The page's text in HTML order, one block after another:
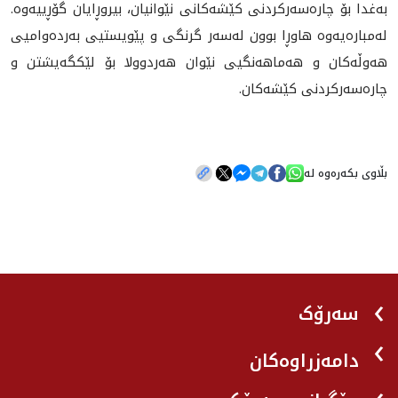
به‌غدا بۆ چاره‌سه‌ركردنى كێشه‌كانى نێوانيان، بيروڕايان گۆڕييه‌وه‌.
له‌مباره‌يه‌وه‌ هاوڕا بوون لەسەر گرنگى و پێویستیی بەردەوامیی
هه‌وڵه‌كان و هەماهەنگيی نێوان هه‌ردوولا بۆ لێكگه‌يشتن و
چاره‌سه‌ركردنى كێشه‌كان.
بڵاوی بکەرەوە لە
سەرۆک
دامەزراوەکان